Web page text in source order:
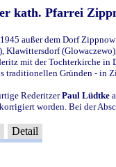
kath. Pfarrei
außer dem Dorf
Klawittersdorf
mit der Tochterkirche in
traditionellen Gründen - in
RederitzerPaul Lüdtke
worden. Bei der
Detail